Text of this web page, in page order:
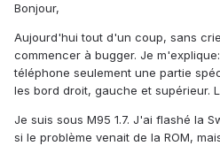
Bonjour,
Aujourd'hui tout d'un coup, sans
commencer à bugger. Je
téléphone seulement une partie
les bord droit, gauche et supérieur.
Je suis sous M95 1.7. J'ai flashé la
si le problème venait de la ROM,